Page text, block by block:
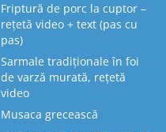
Friptură de porc la cuptor –
rețetă video + text (pas cu
pas)
Sarmale tradiționale în foi
de varză murată, rețetă
video
Musaca grecească